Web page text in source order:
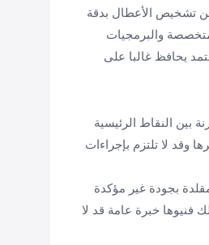
من تشخيص الأعطال بدقة
والبرمجيات
يحافظ غالبا على
بين النقاط الرئيسية
وقد لا تلتزم بإجراءات
بجودة غير مؤكدة
فنيوها خبرة عامة قد لا